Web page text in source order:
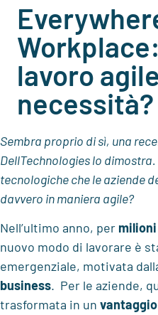
lavoro
necessità?
Sembra proprio di sì, una
DellTechnologies lo
tecnologiche che le aziende
davvero in maniera agile?
Nell’ultimo anno, per
nuovo modo di lavorare è
emergenziale, motivata
business. Per le aziende,
trasformata in un